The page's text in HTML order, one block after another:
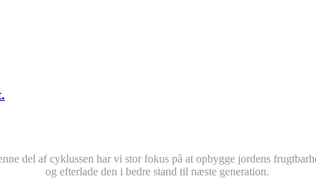
del af cyklussen har vi stor fokus på at opbygge jordens
og efterlade den i bedre stand til næste generation.